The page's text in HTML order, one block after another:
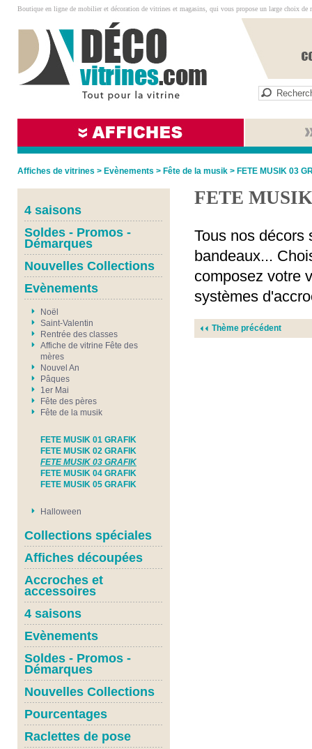
Boutique en ligne de mobilier et décoration de vitrines et magasins, qui vous propose un large choix de
Affiches de vitrines > Evènements > Fête de la musik > FETE MUSIK 03
4 saisons
Soldes - Promos -
Démarques
Nouvelles Collections
Evènements
Noël
Saint-Valentin
Rentrée des classes
Affiche de vitrine Fête des
mères
Nouvel An
Pâques
1er Mai
Fête des pères
Fête de la musik
FETE MUSIK 01 GRAFIK
FETE MUSIK 02 GRAFIK
FETE MUSIK 03 GRAFIK
FETE MUSIK 04 GRAFIK
FETE MUSIK 05 GRAFIK
Halloween
Collections spéciales
Affiches découpées
Accroches et
accessoires
4 saisons
Evènements
Soldes - Promos -
Démarques
Nouvelles Collections
Pourcentages
Raclettes de pose
FETE
Tous nos décors
bandeaux...
composez votre
systèmes
Thème précédent